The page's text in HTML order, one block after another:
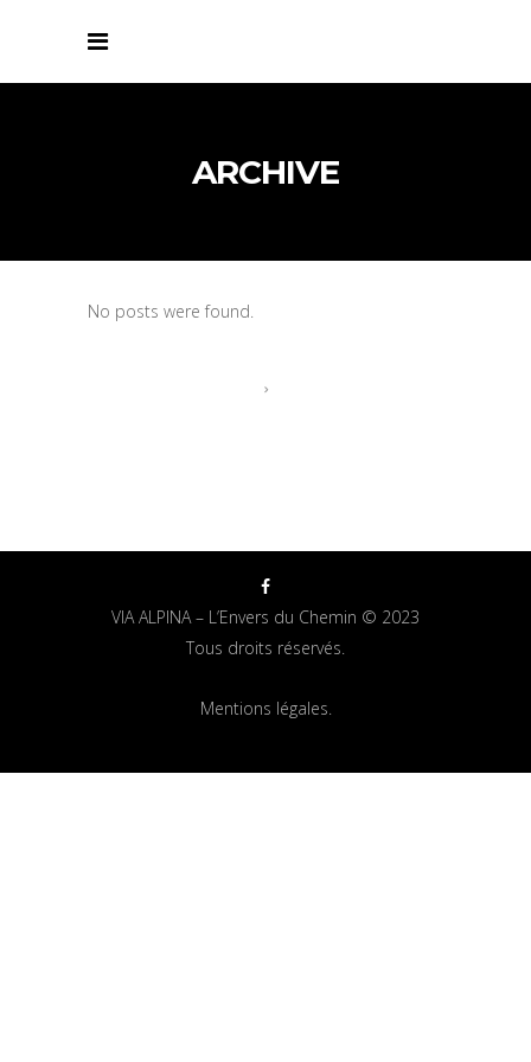
ARCHIVE
No posts were found.
VIA ALPINA – L’Envers du Chemin © 2023
Tous droits réservés.
Mentions légales.